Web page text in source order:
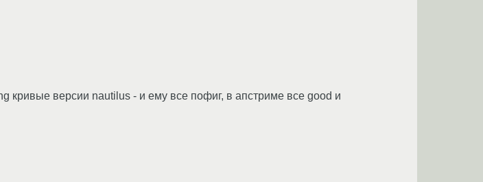
кривые версии nautilus - и ему все пофиг, в апстриме все good и